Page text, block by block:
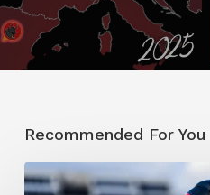
Recommended For You
Galaxy